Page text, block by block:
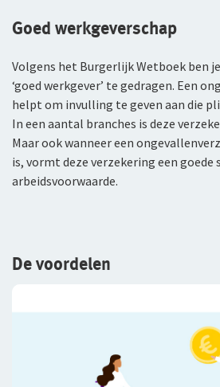
Goed werkgeverschap
Volgens het Burgerlijk Wetboek ben
‘goed werkgever’ te gedragen. Een
helpt om invulling te geven aan die
In een aantal branches is deze
Maar ook wanneer een
is, vormt deze verzekering een goede
arbeidsvoorwaarde.
De voordelen